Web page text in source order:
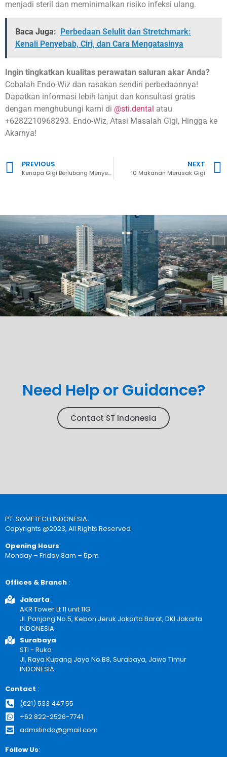
menjadi steril dan meminimalkan risiko infeksi ulang.
Baca Juga: Perbedaan Selulit dan Stretchmark:
Kenali Penyebab, Ciri, dan Cara Mengatasinya
Ingin tingkatkan kualitas perawatan saluran akar Anda?
Cobalah Endo-Wiz dan rasakan sendiri perbedaannya!
Dapatkan informasi lebih lanjut dan konsultasi gratis
dengan menghubungi kami di @sti.dental atau
+6282210968293. Endo-Wiz, Atasi Masalah Gigi, Hingga ke
Akarnya!
PREVIOUS
Kenapa Gigi Berlubang Menyebabkan Bau Mulut?
NEXT
10 Makanan Merusak Gigi
Need Help or Guidance?
Contact ST Indonesia
PT. SOMETECH INDONESIA
Copyrights @2023, All Rights Reserved
Opening Hours:
Monday – Friday 8am – 5pm
Offices & Branch :
Jakarta
AKR Tower Lt 11 unit 11G
Jl. Panjang No.5, Kebon Jeruk Jakarta Barat, DKI Jakarta
INDONESIA
Surabaya
STI - Ruko
Jl. Raya Kupang Jaya No.B8, Surabaya, Jawa Timur
INDONESIA
Contact :
(021) 533 447 55
+62 822-2526-7741
admstindo@gmail.com
Follow Us: